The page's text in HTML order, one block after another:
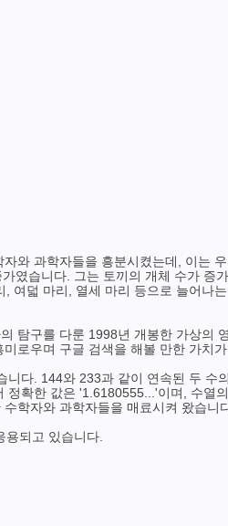
와 과학자들을 흥분시켰는데, 이는
였습니다. 그는 토끼의 개체 수가 증
여덟 마리, 열세 마리 등으로 늘어나
탐구를 다룬 1998년 개봉한 가상의
로우며 구글 검색을 해볼 만한 가치가
다. 144와 233과 같이 연속된 두 수
확한 값은 '1.6180555...'이며, 수열
학자와 과학자들을 매료시켜 왔습니
되고 있습니다.